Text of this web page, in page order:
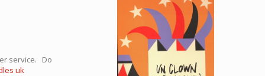
service. Do
uk